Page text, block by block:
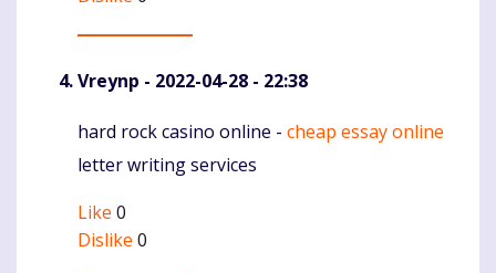
Vreynp - 2022-04-28 - 22:38
Komentaras
hard rock casino online - cheap essay online
letter writing services
Like 0
Dislike 0